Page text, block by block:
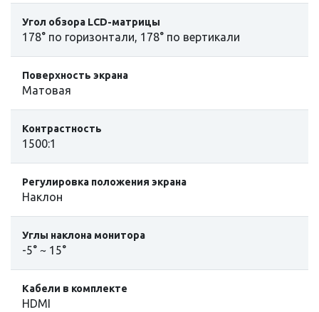
Угол обзора LCD-матрицы
178° по горизонтали, 178° по вертикали
Поверхность экрана
Матовая
Контрастность
1500:1
Регулировка положения экрана
Наклон
Углы наклона монитора
-5° ~ 15°
Кабели в комплекте
HDMI